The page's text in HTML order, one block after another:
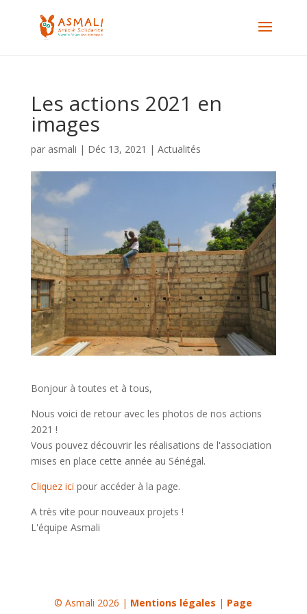
Les actions 2021 en
images
par asmali | Déc 13, 2021 | Actualités
Bonjour à toutes et à tous,
Nous voici de retour avec les photos de nos actions
2021 !
Vous pouvez découvrir les réalisations de l'association
mises en place cette année au Sénégal.
Cliquez ici pour accéder à la page.
A très vite pour nouveaux projets !
L'équipe Asmali
© Asmali 2026 | Mentions légales | Page